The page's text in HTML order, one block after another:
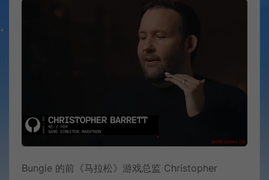
Bungie 的前《马拉松》游戏总监 Christopher